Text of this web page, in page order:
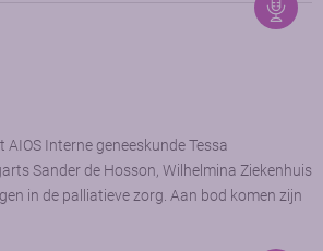
Interne geneeskunde Tessa
Sander de Hosson, Wilhelmina Ziekenhuis
in de palliatieve zorg. Aan bod komen zijn